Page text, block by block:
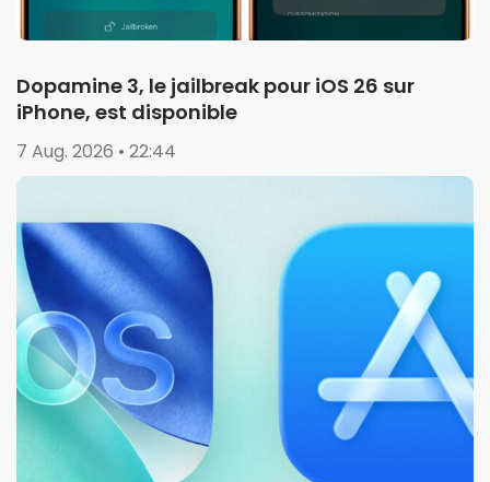
Dopamine 3, le jailbreak pour iOS 26 sur
iPhone, est disponible
7 Aug. 2026 • 22:44